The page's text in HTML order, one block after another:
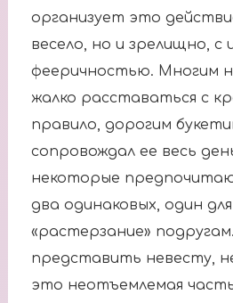
организует это
весело, но и зрелищно, с
фееричностью. Многим
жалко расставаться с
правило, дорогим
сопровождал ее весь
некоторые
два одинаковых, один для
«растерзание»
представить невесту,
это неотъемлемая